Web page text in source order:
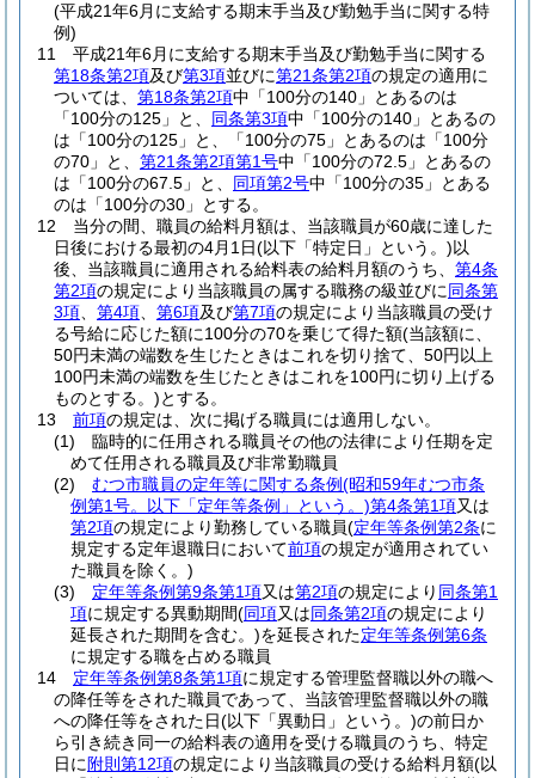
(平成21年6月に支給する期末手当及び勤勉手当に関する特
例)
11
平成21年6月に支給する期末手当及び勤勉手当に関する
第18条第2項及び第3項並びに第21条第2項の規定の適用に
ついては、 第18条第2項中「100分の140」とあるのは
「100分の125」と、 同条第3項中「100分の140」とあるの
は「100分の125」と、「100分の75」とあるのは「100分
の70」と、 第21条第2項第1号中「100分の72.5」とあるの
は「100分の67.5」と、 同項第2号中「100分の35」とある
のは「100分の30」とする。
12
当分の間、職員の給料月額は、当該職員が60歳に達した
日後における最初の4月1日(以下「特定日」という。)以
後、当該職員に適用される給料表の給料月額のうち、 第4条
第2項の規定により当該職員の属する職務の級並びに同条第
3項
第4項 第6項及び第7項の規定により当該職員の受け
る号給に応じた額に100分の70を乗じて得た額(当該額に、
50円未満の端数を生じたときはこれを切り捨て、50円以上
100円未満の端数を生じたときはこれを100円に切り上げる
ものとする。)とする。
13
前項の規定は、次に掲げる職員には適用しない。
(1)
臨時的に任用される職員その他の法律により任期を定
めて任用される職員及び非常勤職員
(2)
むつ市職員の定年等に関する条例(昭和59年むつ市条
例第1号。以下「定年等条例」という。)第4条第1項又は
第2項の規定により勤務している職員(定年等条例第2条に
規定する定年退職日において前項の規定が適用されてい
た職員を除く。)
(3)
定年等条例第9条第1項又は第2項の規定により 同条第1
項に規定する異動期間(同項又は同条第2項の規定により
延長された期間を含む。)を延長された定年等条例第6条
に規定する職を占める職員
14
定年等条例第8条第1項に規定する管理監督職以外の職へ
の降任等をされた職員であって、当該管理監督職以外の職
への降任等をされた日(以下「異動日」という。)の前日か
ら引き続き同一の給料表の適用を受ける職員のうち、特定
日に 附則第12項の規定により当該職員の受ける給料月額(以